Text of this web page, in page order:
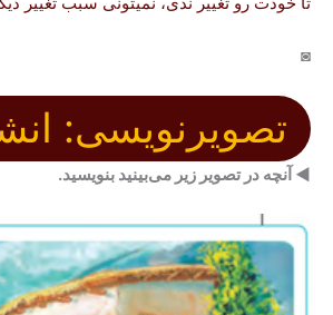
◙
تصویرنویسی:
◄ آنچه در تصویر زیر می‌بینید بنویسید.